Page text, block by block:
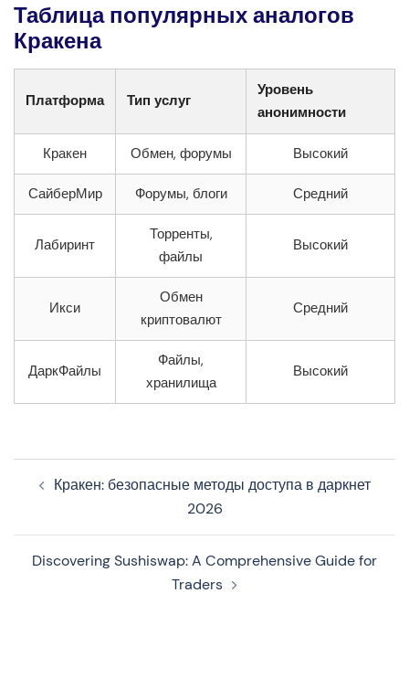
Таблица популярных аналогов
Кракена
Платформа Тип услуг
Уровень
анонимности
Кракен Обмен, форумы Высокий
СайберМир Форумы, блоги Средний
Лабиринт
Торренты,
файлы
Высокий
Икси
Обмен
криптовалют
Средний
ДаркФайлы
Файлы,
хранилища
Высокий
de
Кракен: безопасные методы доступа в даркнет
2026
Discovering Sushiswap: A Comprehensive Guide for
Traders